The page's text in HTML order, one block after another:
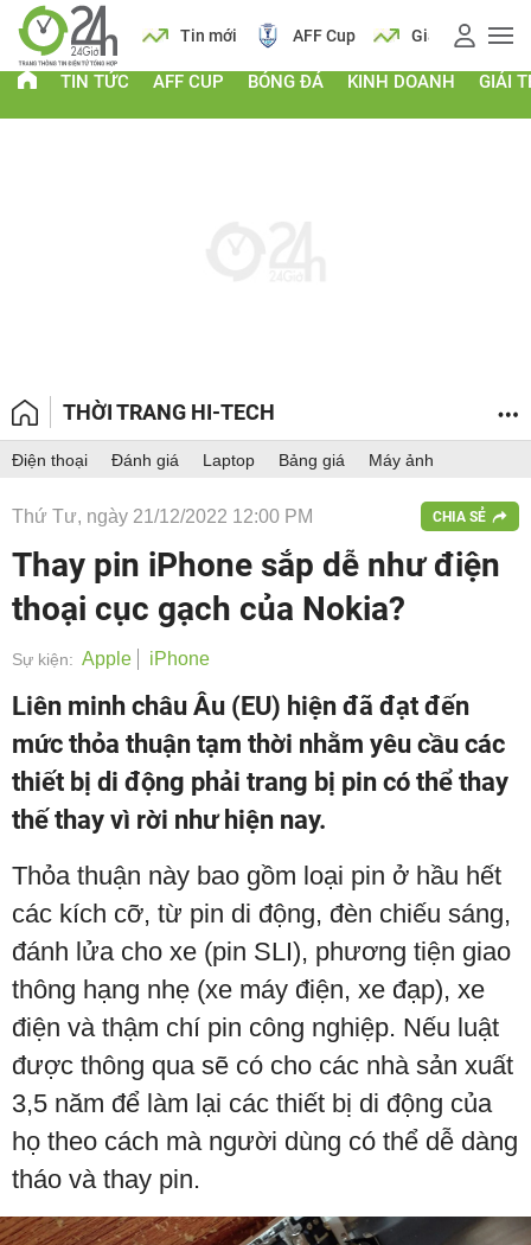
Lịch Tin mới AFF Cup Giá vàng
TIN TỨC AFF CUP BÓNG ĐÁ KINH DOANH GIẢI
THỜI TRANG HI-TECH
Điện thoại Đánh giá Laptop Bảng giá Máy ảnh
Thứ Tư, ngày 21/12/2022 12:00 PM CHIA SẺ
Thay pin iPhone sắp dễ như điện
thoại cục gạch của Nokia?
Sự kiện: Apple iPhone
Liên minh châu Âu (EU) hiện đã đạt đến
mức thỏa thuận tạm thời nhằm yêu cầu các
thiết bị di động phải trang bị pin có thể thay
thế thay vì rời như hiện nay.
Thỏa thuận này bao gồm loại pin ở hầu hết
các kích cỡ, từ pin di động, đèn chiếu sáng,
đánh lửa cho xe (pin SLI), phương tiện giao
thông hạng nhẹ (xe máy điện, xe đạp), xe
điện và thậm chí pin công nghiệp. Nếu luật
được thông qua sẽ có cho các nhà sản xuất
3,5 năm để làm lại các thiết bị di động của
họ theo cách mà người dùng có thể dễ dàng
tháo và thay pin.